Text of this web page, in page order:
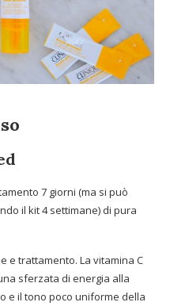
7 giorni (ma si può
il kit 4 settimane) di pura
e trattamento. La vitamina C
sferzata di energia alla
e il tono poco uniforme della